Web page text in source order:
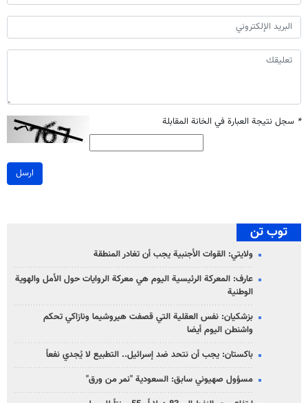
* سجل نتيجة العبارة في الخانة المقابلة
ارسل
توب تن
ولايتي: القوات الأجنبية يجب أن تغادر المنطقة
عارف: المعركة الرئيسية اليوم هي معركة الروايات حول الأمل والهوية
الوطنية
بزشكيان: نفس العقلية التي قصفت هيروشيما ونازاكي تحكم
واشنطن اليوم أيضا
باكستان: يجب أن نتحد ضد إسرائيل.. التطبيع لا يُجدي نفعاً
مسؤول صهيوني سابق: السعودية "نمر من ورق"